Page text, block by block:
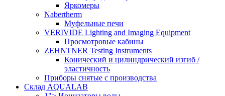
Яркомеры
Nabertherm
Муфельные печи
VERIVIDE Lighting and Imaging Equipment
Просмотровые кабины
ZEHNTNER Testing Instruments
Конический и цилиндрический изгиб /
эластичность
Приборы снятые с производства
Склад AQUALAB